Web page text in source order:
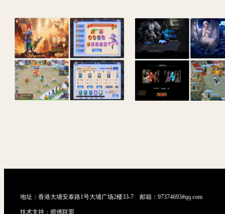
地址：香港大埔安泰路1号大埔广场2楼33-7 邮箱：97374693#qq.com
技术支持： 师傅联盟